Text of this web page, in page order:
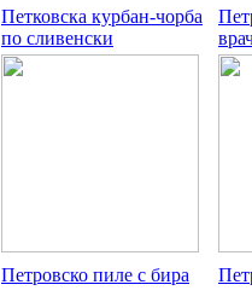
Петковска курбан-чорба
по сливенски
Петровско пиле с бира